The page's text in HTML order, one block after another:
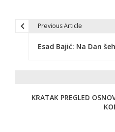
Previous Article
Esad Bajić: Na Dan
KRATAK PREGLED